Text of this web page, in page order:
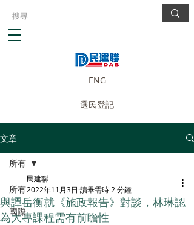
ENG
選民登記
文章
所有
國際
所有
與譚岳衡就《施政報告》對談，林琳認
為大專課程需有前瞻性
民建聯
2022年11月3日 讀畢需時 2 分鐘